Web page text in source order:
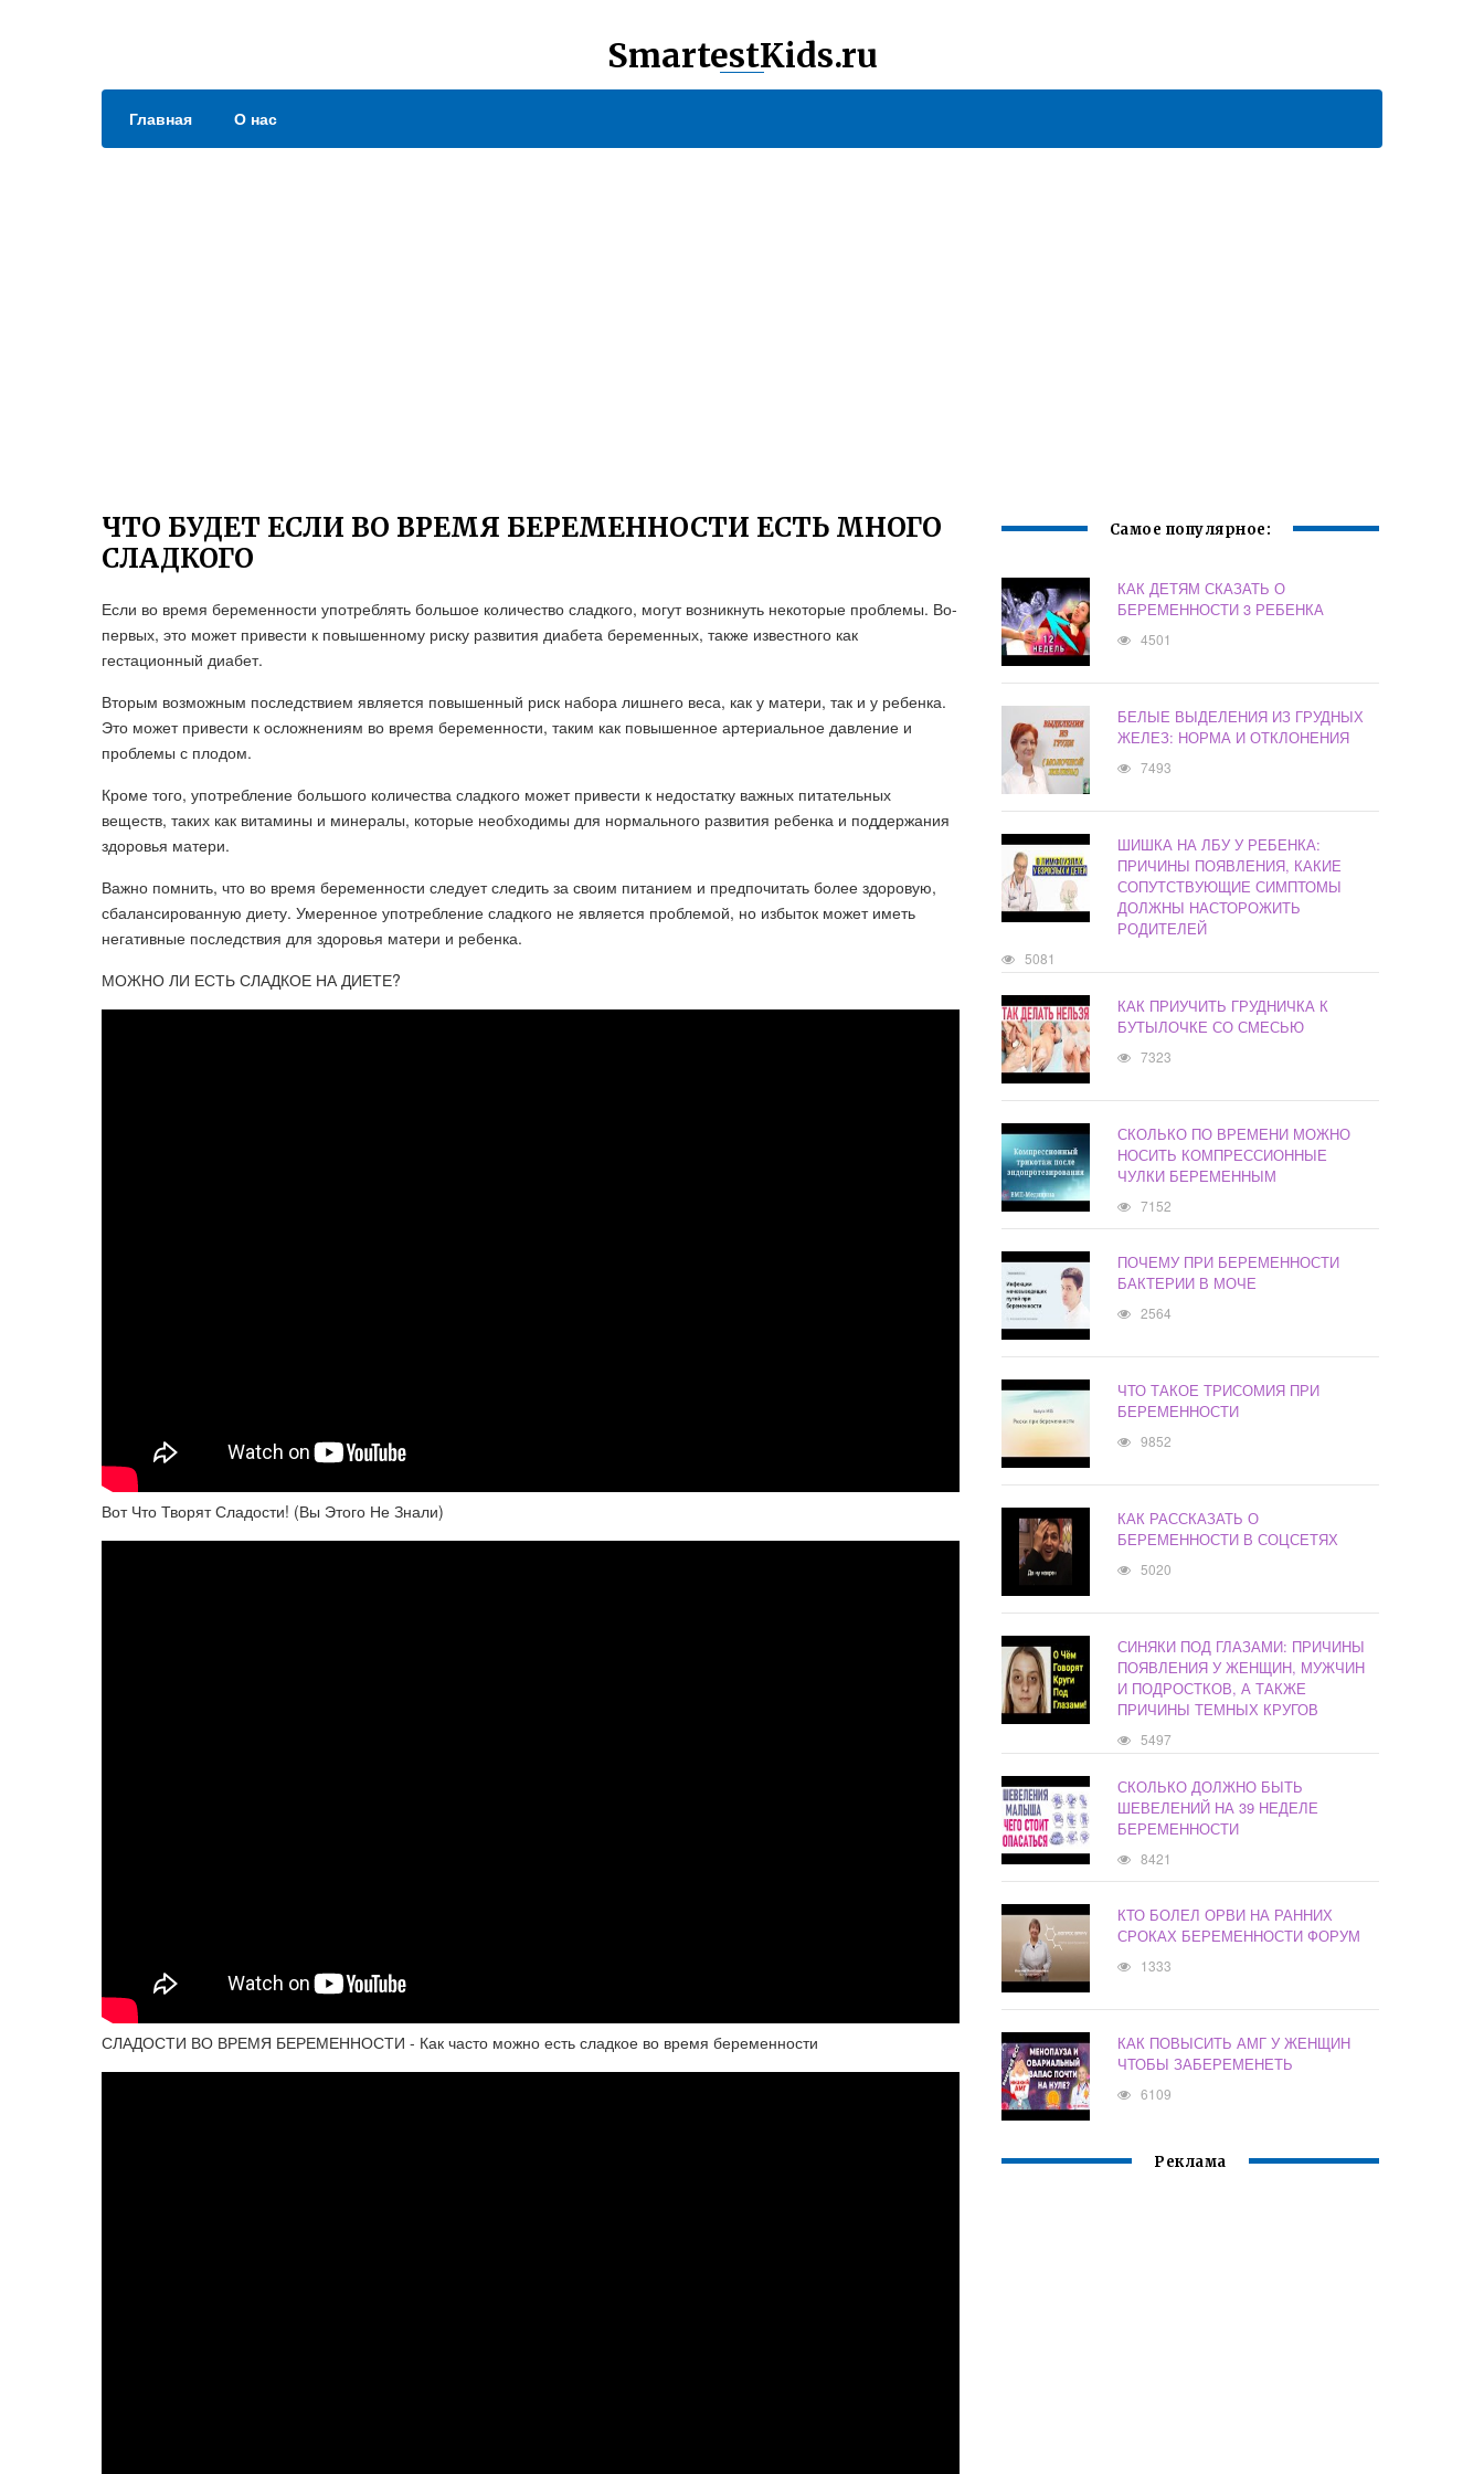
SmartestKids.ru
Главная О нас
ЧТО БУДЕТ ЕСЛИ ВО ВРЕМЯ БЕРЕМЕННОСТИ ЕСТЬ МНОГО
СЛАДКОГО
Если во время беременности употреблять большое количество сладкого, могут возникнуть некоторые проблемы. Во-
первых, это может привести к повышенному риску развития диабета беременных, также известного как
гестационный диабет.
Вторым возможным последствием является повышенный риск набора лишнего веса, как у матери, так и у ребенка.
Это может привести к осложнениям во время беременности, таким как повышенное артериальное давление и
проблемы с плодом.
Кроме того, употребление большого количества сладкого может привести к недостатку важных питательных
веществ, таких как витамины и минералы, которые необходимы для нормального развития ребенка и поддержания
здоровья матери.
Важно помнить, что во время беременности следует следить за своим питанием и предпочитать более здоровую,
сбалансированную диету. Умеренное употребление сладкого не является проблемой, но избыток может иметь
негативные последствия для здоровья матери и ребенка.
МОЖНО ЛИ ЕСТЬ СЛАДКОЕ НА ДИЕТЕ?
Вот Что Творят Сладости! (Вы Этого Не Знали)
СЛАДОСТИ ВО ВРЕМЯ БЕРЕМЕННОСТИ - Как часто можно есть сладкое во время беременности
Самое популярное:
КАК ДЕТЯМ СКАЗАТЬ О
БЕРЕМЕННОСТИ 3 РЕБЕНКА
4501
БЕЛЫЕ ВЫДЕЛЕНИЯ ИЗ ГРУДНЫХ
ЖЕЛЕЗ: НОРМА И ОТКЛОНЕНИЯ
7493
ШИШКА НА ЛБУ У РЕБЕНКА:
ПРИЧИНЫ ПОЯВЛЕНИЯ, КАКИЕ
СОПУТСТВУЮЩИЕ СИМПТОМЫ
ДОЛЖНЫ НАСТОРОЖИТЬ
РОДИТЕЛЕЙ
5081
КАК ПРИУЧИТЬ ГРУДНИЧКА К
БУТЫЛОЧКЕ СО СМЕСЬЮ
7323
СКОЛЬКО ПО ВРЕМЕНИ МОЖНО
НОСИТЬ КОМПРЕССИОННЫЕ
ЧУЛКИ БЕРЕМЕННЫМ
7152
ПОЧЕМУ ПРИ БЕРЕМЕННОСТИ
БАКТЕРИИ В МОЧЕ
2564
ЧТО ТАКОЕ ТРИСОМИЯ ПРИ
БЕРЕМЕННОСТИ
9852
КАК РАССКАЗАТЬ О
БЕРЕМЕННОСТИ В СОЦСЕТЯХ
5020
СИНЯКИ ПОД ГЛАЗАМИ: ПРИЧИНЫ
ПОЯВЛЕНИЯ У ЖЕНЩИН, МУЖЧИН
И ПОДРОСТКОВ, А ТАКЖЕ
ПРИЧИНЫ ТЕМНЫХ КРУГОВ
5497
СКОЛЬКО ДОЛЖНО БЫТЬ
ШЕВЕЛЕНИЙ НА 39 НЕДЕЛЕ
БЕРЕМЕННОСТИ
8421
КТО БОЛЕЛ ОРВИ НА РАННИХ
СРОКАХ БЕРЕМЕННОСТИ ФОРУМ
1333
КАК ПОВЫСИТЬ АМГ У ЖЕНЩИН
ЧТОБЫ ЗАБЕРЕМЕНЕТЬ
6109
Реклама